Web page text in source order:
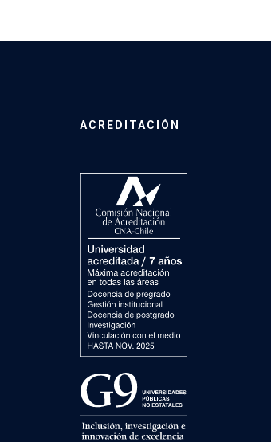
ACREDITACIÓN